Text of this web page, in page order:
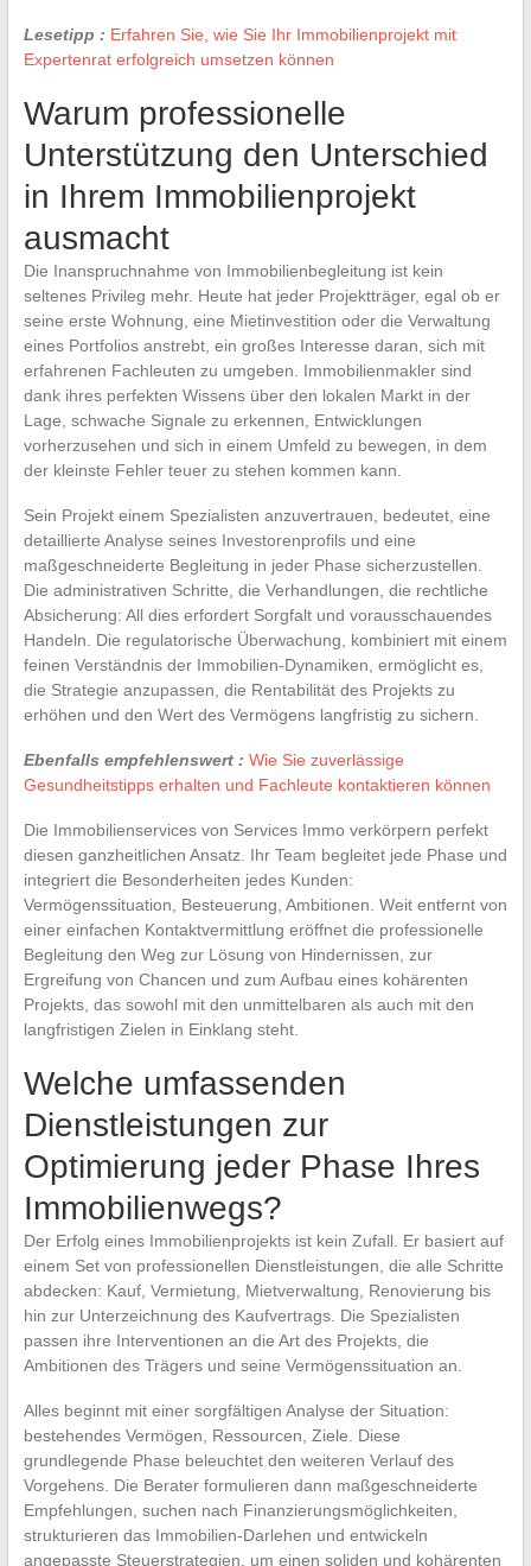
Lesetipp : Erfahren Sie, wie Sie Ihr Immobilienprojekt mit
Expertenrat erfolgreich umsetzen können
Warum professionelle
Unterstützung den Unterschied
in Ihrem Immobilienprojekt
ausmacht
Die Inanspruchnahme von Immobilienbegleitung ist kein
seltenes Privileg mehr. Heute hat jeder Projektträger, egal ob er
seine erste Wohnung, eine Mietinvestition oder die Verwaltung
eines Portfolios anstrebt, ein großes Interesse daran, sich mit
erfahrenen Fachleuten zu umgeben. Immobilienmakler sind
dank ihres perfekten Wissens über den lokalen Markt in der
Lage, schwache Signale zu erkennen, Entwicklungen
vorherzusehen und sich in einem Umfeld zu bewegen, in dem
der kleinste Fehler teuer zu stehen kommen kann.
Sein Projekt einem Spezialisten anzuvertrauen, bedeutet, eine
detaillierte Analyse seines Investorenprofils und eine
maßgeschneiderte Begleitung in jeder Phase sicherzustellen.
Die administrativen Schritte, die Verhandlungen, die rechtliche
Absicherung: All dies erfordert Sorgfalt und vorausschauendes
Handeln. Die regulatorische Überwachung, kombiniert mit einem
feinen Verständnis der Immobilien-Dynamiken, ermöglicht es,
die Strategie anzupassen, die Rentabilität des Projekts zu
erhöhen und den Wert des Vermögens langfristig zu sichern.
Ebenfalls empfehlenswert : Wie Sie zuverlässige
Gesundheitstipps erhalten und Fachleute kontaktieren können
Die Immobilienservices von Services Immo verkörpern perfekt
diesen ganzheitlichen Ansatz. Ihr Team begleitet jede Phase und
integriert die Besonderheiten jedes Kunden:
Vermögenssituation, Besteuerung, Ambitionen. Weit entfernt von
einer einfachen Kontaktvermittlung eröffnet die professionelle
Begleitung den Weg zur Lösung von Hindernissen, zur
Ergreifung von Chancen und zum Aufbau eines kohärenten
Projekts, das sowohl mit den unmittelbaren als auch mit den
langfristigen Zielen in Einklang steht.
Welche umfassenden
Dienstleistungen zur
Optimierung jeder Phase Ihres
Immobilienwegs?
Der Erfolg eines Immobilienprojekts ist kein Zufall. Er basiert auf
einem Set von professionellen Dienstleistungen, die alle Schritte
abdecken: Kauf, Vermietung, Mietverwaltung, Renovierung bis
hin zur Unterzeichnung des Kaufvertrags. Die Spezialisten
passen ihre Interventionen an die Art des Projekts, die
Ambitionen des Trägers und seine Vermögenssituation an.
Alles beginnt mit einer sorgfältigen Analyse der Situation:
bestehendes Vermögen, Ressourcen, Ziele. Diese
grundlegende Phase beleuchtet den weiteren Verlauf des
Vorgehens. Die Berater formulieren dann maßgeschneiderte
Empfehlungen, suchen nach Finanzierungsmöglichkeiten,
strukturieren das Immobilien-Darlehen und entwickeln
angepasste Steuerstrategien, um einen soliden und kohärenten